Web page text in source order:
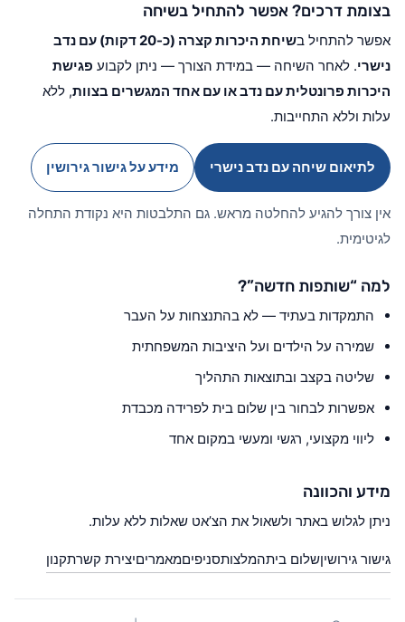
בצומת דרכים? אפשר להתחיל בשיחה
אפשר להתחיל ב
שיחת היכרות קצרה (כ-20 דקות) עם נדב
נישרי. לאחר השיחה — במידת הצורך — ניתן לקבוע פגישת
היכרות פרונטלית עם נדב או עם אחד המגשרים בצוות, ללא
עלות וללא התחייבות.
לתיאום שיחה עם נדב נישרי מידע על גישור גירושין
אין צורך להגיע להחלטה מראש. גם התלבטות היא נקודת התחלה
לגיטימית.
למה “שותפות חדשה”?
התמקדות בעתיד — לא בהתנצחות על העבר
שמירה על הילדים ועל היציבות המשפחתית
שליטה בקצב ובתוצאות התהליך
אפשרות לבחור בין שלום בית לפרידה מכבדת
ליווי מקצועי, רגשי ומעשי במקום אחד
מידע והכוונה
ניתן לגלוש באתר ולשאול את הצ’אט שאלות ללא עלות.
גישור גירושיןשלום ביתהמלצותסניפיםמאמריםיצירת קשרתקנון